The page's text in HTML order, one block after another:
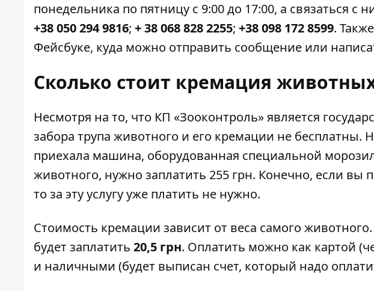
понедельника по пятницу с 9:00 до 17:00, а связаться
+380502949816; + 38 068 828 2255; +38 098 172 8599.
Фейсбуке, куда можно отправить сообщение или
Сколько стоит кремация
Несмотря на то, что КП «Зооконтроль» является
забора трупа животного и его кремации не бесплатны.
приехала машина, оборудованная специальной
животного, нужно заплатить 255 грн. Конечно, если вы
то за эту услугу уже платить не нужно.
Стоимость кремации зависит от веса самого животного.
будет заплатить 20,5 грн. Оплатить можно как картой
и наличными (будет выписан счет, который надо